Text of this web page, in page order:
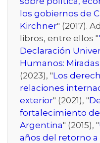
los gobiernos de
Kirchner" (2017).
libros, entre ellos "
Declaración
Humanos:
(2023), "Los
relaciones
exterior" (2021), "
fortalecimiento
Argentina" (2015), "
años del retorno